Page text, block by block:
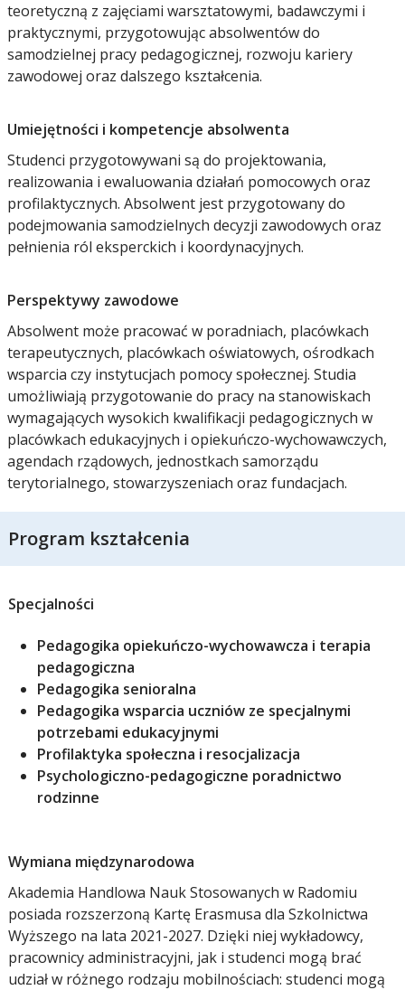
teoretyczną z zajęciami warsztatowymi, badawczymi i
praktycznymi, przygotowując absolwentów do
samodzielnej pracy pedagogicznej, rozwoju kariery
zawodowej oraz dalszego kształcenia.
Umiejętności i kompetencje absolwenta
Studenci przygotowywani są do projektowania,
realizowania i ewaluowania działań pomocowych oraz
profilaktycznych. Absolwent jest przygotowany do
podejmowania samodzielnych decyzji zawodowych oraz
pełnienia ról eksperckich i koordynacyjnych.
Perspektywy zawodowe
Absolwent może pracować w poradniach, placówkach
terapeutycznych, placówkach oświatowych, ośrodkach
wsparcia czy instytucjach pomocy społecznej. Studia
umożliwiają przygotowanie do pracy na stanowiskach
wymagających wysokich kwalifikacji pedagogicznych w
placówkach edukacyjnych i opiekuńczo-wychowawczych,
agendach rządowych, jednostkach samorządu
terytorialnego, stowarzyszeniach oraz fundacjach.
Program kształcenia
Specjalności
Pedagogika opiekuńczo-wychowawcza i terapia
pedagogiczna
Pedagogika senioralna
Pedagogika wsparcia uczniów ze specjalnymi
potrzebami edukacyjnymi
Profilaktyka społeczna i resocjalizacja
Psychologiczno-pedagogiczne poradnictwo
rodzinne
Wymiana międzynarodowa
Akademia Handlowa Nauk Stosowanych w Radomiu
posiada rozszerzoną Kartę Erasmusa dla Szkolnictwa
Wyższego na lata 2021-2027. Dzięki niej wykładowcy,
pracownicy administracyjni, jak i studenci mogą brać
udział w różnego rodzaju mobilnościach: studenci mogą